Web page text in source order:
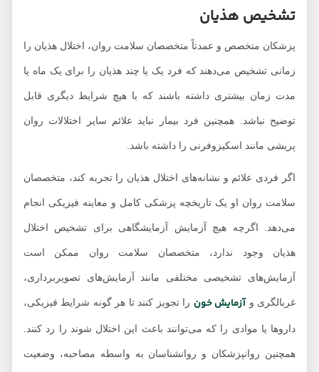
تشخیص هذیان
پزشکان متخصص و عمدتاً متخصصان سلامت روان، اختلال هذیان را
زمانی تشخیص می‌دهند که فرد یک یا چند هذیان را برای یک ماه یا
مدت زمان بیشتری داشته باشند که با هیچ شرایط دیگری قابل
توضیح نباشد. همچنین فرد بیمار نباید علائم سایر اختلالات روان
پریشی مانند اسکیزوفرنی را داشته باشد.
اگر فردی علائم و نشانه‌های اختلال هذیان را تجربه کند، متخصصان
سلامت روان او یک تاریخچه پزشکی کامل و معاینه فیزیکی انجام
می‌دهد. اگرچه هیچ آزمایش آزمایشگاهی برای تشخیص اختلال
هذیان وجود ندارد، متخصصان سلامت روان ممکن است
آزمایش‌های تشخیصی مختلفی مانند آزمایش‌های تصویربرداری،
غربالگری وآزمایش خون را تجویز کنند تا هر گونه شرایط فیزیکی،
داروها یا موادی را که می‌توانند باعث این اختلال شوند را رد کنند.
همچنین روانپزشکان و روانشناسان به واسطه مصاحبه، وضعیت